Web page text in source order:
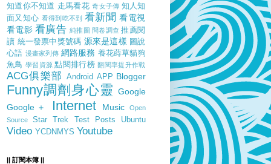
知道你不知道 走馬看花 奇女子傳 知人知
面又知心 看得到吃不到 看新聞 看電視
看電影 看廣告 純推圖 問卷調查 推薦閱
讀 統一發票中獎號碼 源來是這樣 圖說
心語 漫畫家列傳 網路服務 養花蒔草貓狗
魚鳥 學習資源 點閱排行榜 翻閱率提升作戰
ACG俱樂部 Android APP Blogger
Funny調劑身心靈 Google
Google＋
Internet Music
Open
Source
Star Trek Test Posts Ubuntu
Video YCDNMYS Youtube
|| 訂閱本簿 ||